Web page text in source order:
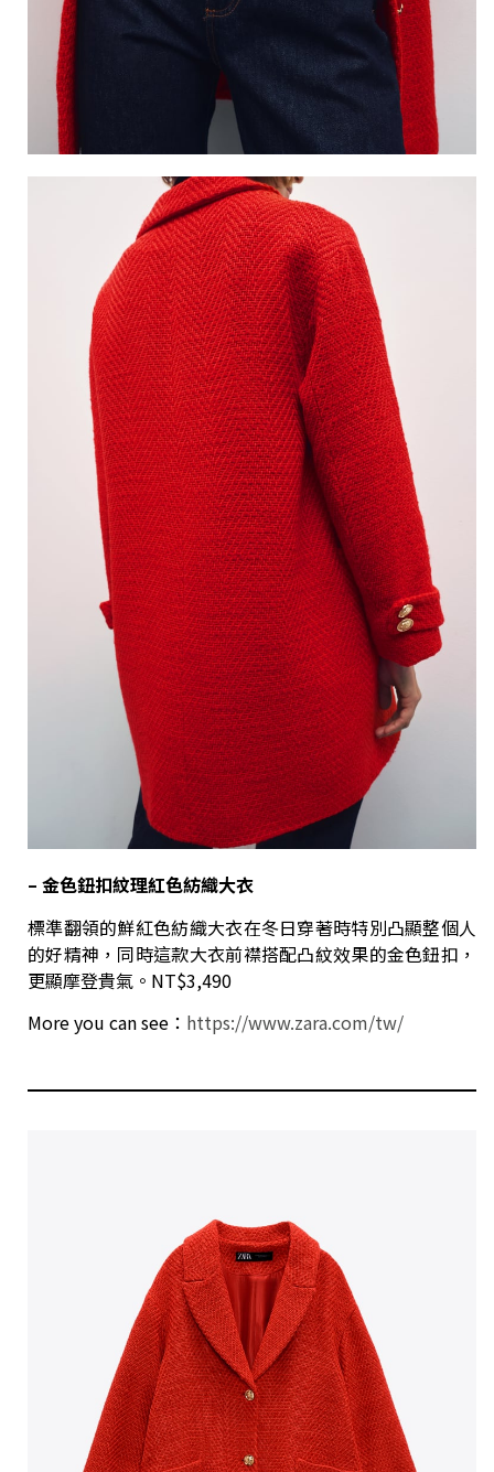
– 金色鈕扣紋理紅色紡織大衣
標準翻領的鮮紅色紡織大衣在冬日穿著時特別凸顯整個人
的好精神，同時這款大衣前襟搭配凸紋效果的金色鈕扣，
更顯摩登貴氣。NT$3,490
More you can see： https://www.zara.com/tw/